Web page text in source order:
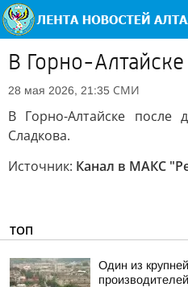
В Горно-
28 мая 2026, 21:35 СМИ
В Горно-Алтайске после
Сладкова.
Источник: Канал в МАКС
ТОП
Один из